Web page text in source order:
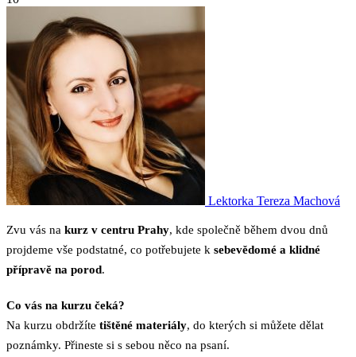
Lektorka Tereza Machová
Zvu vás na kurz v centru Prahy, kde společně během dvou dnů
projdeme vše podstatné, co potřebujete k sebevědomé a klidné
přípravě na porod.
Co vás na kurzu čeká?
Na kurzu obdržíte tištěné materiály, do kterých si můžete dělat
poznámky. Přineste si s sebou něco na psaní.